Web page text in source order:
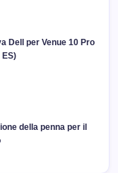
Dell per Venue 10 Pro
della penna per il